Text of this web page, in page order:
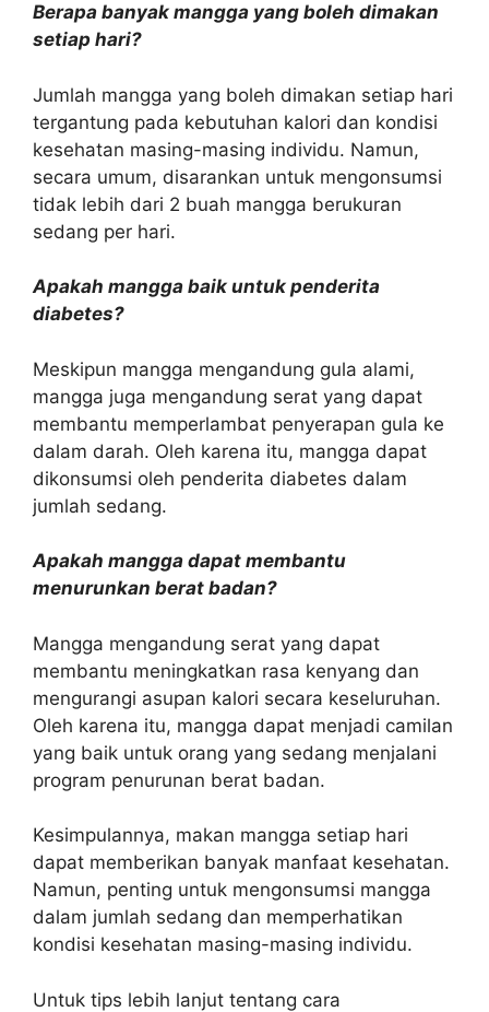
Berapa banyak mangga yang boleh dimakan
setiap hari?
Jumlah mangga yang boleh dimakan setiap hari
tergantung pada kebutuhan kalori dan kondisi
kesehatan masing-masing individu. Namun,
secara umum, disarankan untuk mengonsumsi
tidak lebih dari 2 buah mangga berukuran
sedang per hari.
Apakah mangga baik untuk penderita
diabetes?
Meskipun mangga mengandung gula alami,
mangga juga mengandung serat yang dapat
membantu memperlambat penyerapan gula ke
dalam darah. Oleh karena itu, mangga dapat
dikonsumsi oleh penderita diabetes dalam
jumlah sedang.
Apakah mangga dapat membantu
menurunkan berat badan?
Mangga mengandung serat yang dapat
membantu meningkatkan rasa kenyang dan
mengurangi asupan kalori secara keseluruhan.
Oleh karena itu, mangga dapat menjadi camilan
yang baik untuk orang yang sedang menjalani
program penurunan berat badan.
Kesimpulannya, makan mangga setiap hari
dapat memberikan banyak manfaat kesehatan.
Namun, penting untuk mengonsumsi mangga
dalam jumlah sedang dan memperhatikan
kondisi kesehatan masing-masing individu.
Untuk tips lebih lanjut tentang cara